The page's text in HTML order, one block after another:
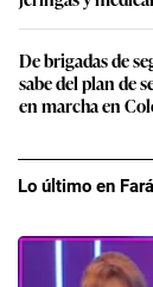
De brigadas de
sabe del plan de
en marcha en
Lo último en